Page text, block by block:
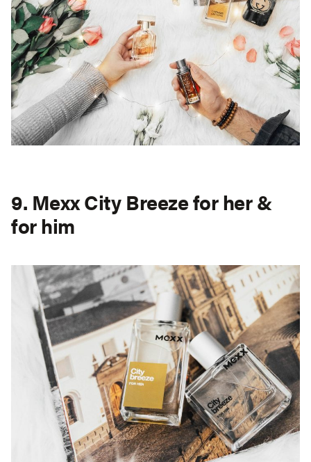
9. Mexx City Breeze for her &
for him